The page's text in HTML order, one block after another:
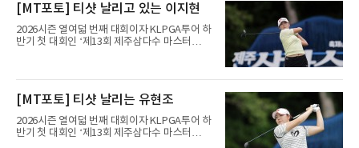
[MT포토] 티샷 날리고 있는 이지현
2026시즌 열여덟 번째 대회이자 KLPGA투어 하
반기 첫 대회인 ‘제13회 제주삼다수 마스터
트(파72/6,767야드)에서 열리고 있다.9일 현재
홀에서 경기하고 있다.
[MT포토] 티샷 날리는 유현조
2026시즌 열여덟 번째 대회이자 KLPGA투어 하
반기 첫 대회인 ‘제13회 제주삼다수 마스터